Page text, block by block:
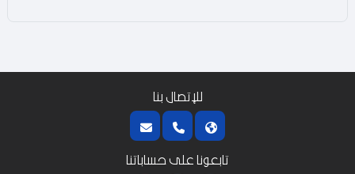
للإتصال بنا
تابعونا على حساباتنا